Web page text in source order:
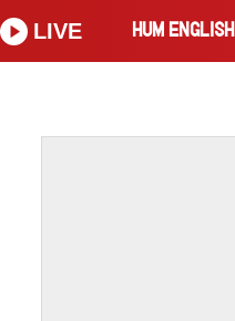
HUM ENGLISH
LIVE